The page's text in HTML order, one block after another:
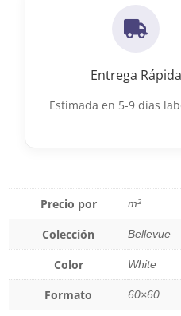
Entrega Rápida
Estimada en 5-9 días
Precio por m²
Colección Bellevue
Color White
Formato 60×60